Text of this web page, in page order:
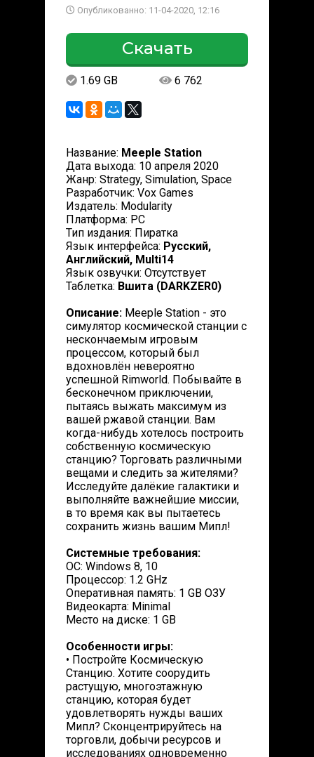
Опубликованно: 11-04-2020, 12:16
Скачать
1.69 GB 6 762
Название: Meeple Station
Дата выхода: 10 апреля 2020
Жанр: Strategy, Simulation, Space
Разработчик: Vox Games
Издатель: Modularity
Платформа: PC
Тип издания: Пиратка
Язык интерфейса: Русский,
Английский, Multi14
Язык озвучки: Отсутствует
Таблетка: Вшита (DARKZER0)
Описание: Meeple Station - это
симулятор космической станции с
нескончаемым игровым
процессом, который был
вдохновлён невероятно
успешной Rimworld. Побывайте в
бесконечном приключении,
пытаясь выжать максимум из
вашей ржавой станции. Вам
когда-нибудь хотелось построить
собственную космическую
станцию? Торговать различными
вещами и следить за жителями?
Исследуйте далёкие галактики и
выполняйте важнейшие миссии,
в то время как вы пытаетесь
сохранить жизнь вашим Мипл!
Системные требования:
ОС: Windows 8, 10
Процессор: 1.2 GHz
Оперативная память: 1 GB ОЗУ
Видеокарта: Minimal
Место на диске: 1 GB
Особенности игры:
• Постройте Космическую
Станцию. Хотите соорудить
растущую, многоэтажную
станцию, которая будет
удовлетворять нужды ваших
Мипл? Сконцентрируйтесь на
торговли, добычи ресурсов и
исследованиях одновременно